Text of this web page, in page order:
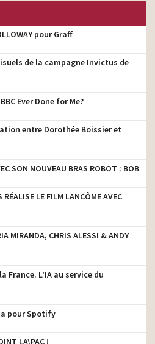
pour Graff
de la campagne Invictus de
Ever Done for Me?
entre Dorothée Boissier et
SON NOUVEAU BRAS ROBOT : BOB
LE FILM LANCÔME AVEC
MIRANDA, CHRIS ALESSI & ANDY
France. L’IA au service du
pour Spotify
LA\PAC !